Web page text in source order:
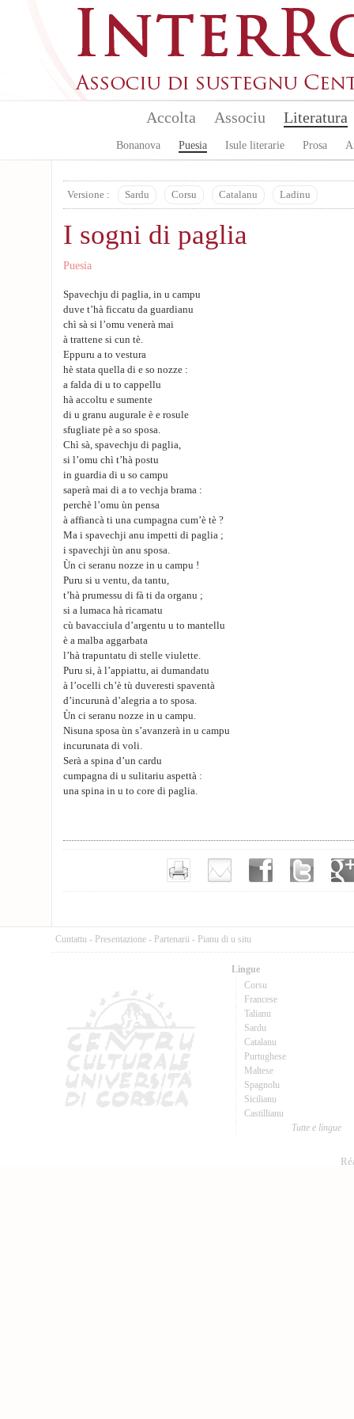
Accolta Associu Literatura
Bonanova Puesia Isule literarie Prosa
Versione : Sardu Corsu Catalanu Ladinu
I sogni di paglia
Puesia
Spavechju di paglia, in u campu
duve t’hà ficcatu da guardianu
chì sà si l’omu venerà mai
à trattene si cun tè.
Eppuru a to vestura
hè stata quella di e so nozze :
a falda di u to cappellu
hà accoltu e sumente
di u granu augurale è e rosule
sfugliate pè a so sposa.
Chì sà, spavechju di paglia,
si l’omu chì t’hà postu
in guardia di u so campu
saperà mai di a to vechja brama :
perchè l’omu ùn pensa
à affiancà ti una cumpagna cum’è tè ?
Ma i spavechji anu impetti di paglia ;
i spavechji ùn anu sposa.
Ùn ci seranu nozze in u campu !
Puru si u ventu, da tantu,
t’hà prumessu di fà ti da organu ;
si a lumaca hà ricamatu
cù bavacciula d’argentu u to mantellu
è a malba aggarbata
l’hà trapuntatu di stelle viulette.
Puru si, à l’appiattu, ai dumandatu
à l’ocelli ch’è tù duveresti spaventà
d’incurunà d’alegria a to sposa.
Ùn ci seranu nozze in u campu.
Nisuna sposa ùn s’avanzerà in u campu
incurunata di voli.
Serà a spina d’un cardu
cumpagna di u sulitariu aspettà :
una spina in u to core di paglia.
Cuntattu - Presentazione - Partenarii - Pianu di u situ
Lingue
Corsu
Francese
Talianu
Sardu
Catalanu
Purtughese
Maltese
Spagnolu
Sicilianu
Castillianu
Tutte e lingue